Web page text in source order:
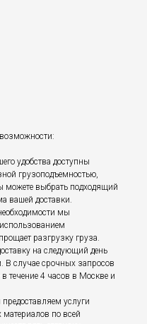
удобства доступны
грузоподъемностью,
можете выбрать подходящий
вашей доставки.
мы
разгрузку груза.
на следующий день
В случае срочных запросов
течение 4 часов в Москве и
услуги
материалов по всей